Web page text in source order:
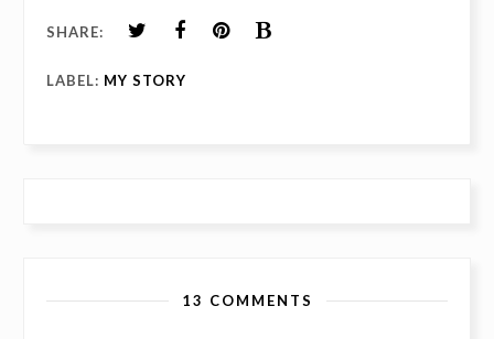
SHARE:
LABEL: MY STORY
13 COMMENTS